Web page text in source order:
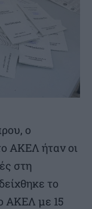
ο
ΑΚΕΛ ήταν οι
στη
το
ΑΚΕΛ με 15